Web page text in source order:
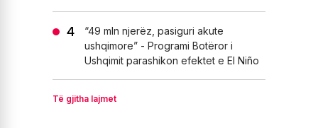
“49 mln njerëz, pasiguri akute
ushqimore” - Programi Botëror i
Ushqimit parashikon efektet e El Niño
Të gjitha lajmet